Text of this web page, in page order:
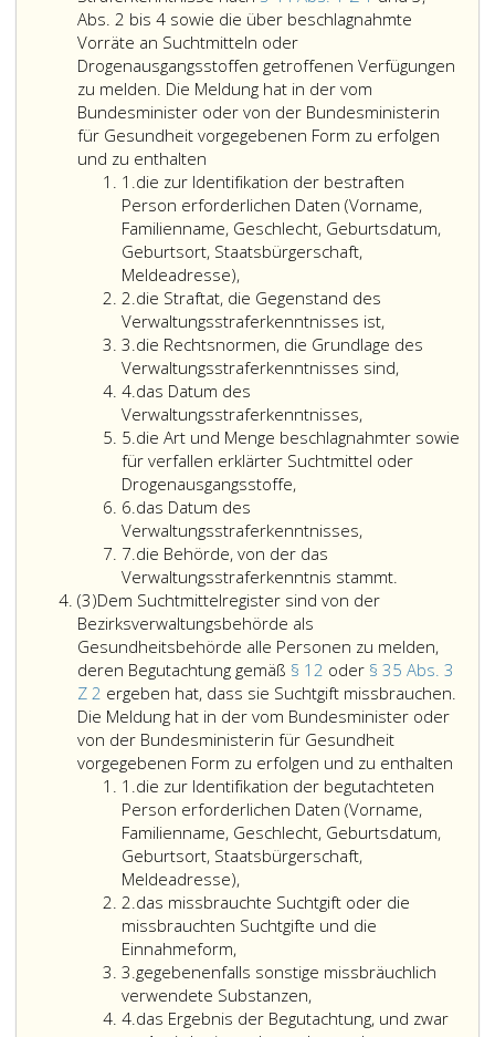
das
Suchtmittelregister
zu
melden
hat.
Das
Bundesministerium
für
Gesundheit
hat
die
zuständige
Bezirksverwaltungsbehörde
als
Gesundheitsbehörde
unverzüglich
nach
Einlangen
der
Mitteilung
oder
des
Berichts
in
Kenntnis
zu
setzen.
Inneres
vorgegebenen
Form
zu
erfolgen
und
enthalten
Abs. 2 bis 4 sowie die über beschlagnahmte
Vorräte an Suchtmitteln oder
Drogenausgangsstoffen getroffenen Verfügungen
zu melden. Die Meldung hat in der vom
Bundesminister oder von der Bundesministerin
für Gesundheit vorgegebenen Form zu erfolgen
und zu enthalten
Suchtmittelregister
sind
von
den
Bezirksverwaltungsbehörden
als
Verwaltungsstrafbehörden
alle
rechtskräftigen
Straferkenntnisse
nach
Paragraph
44,
Absatz
eins,
Ziffer
eins
und
3,
Absatz
2
bis
4
sowie
die
über
beschlagnahmte
Vorräte
an
Suchtmitteln
oder
Drogenausgangsstoffen
getroffenen
Verfügungen
zu
melden.
Die
1.Ziffer
eins
die zur Identifikation der bestraften
Person erforderlichen Daten (Vorname,
Familienname, Geschlecht, Geburtsdatum,
Geburtsort, Staatsbürgerschaft,
Meldeadresse),
2.Ziffer
2
die Straftat, die Gegenstand des
Verwaltungsstraferkenntnisses ist,
3.Ziffer
3
die Rechtsnormen, die Grundlage des
Verwaltungsstraferkenntnisses sind,
4.Ziffer
4
das Datum des
Verwaltungsstraferkenntnisses,
5.Ziffer
5
die Art und Menge beschlagnahmter sowie
für verfallen erklärter Suchtmittel oder
Drogenausgangsstoffe,
6.Ziffer
6
das Datum des
Verwaltungsstraferkenntnisses,
7.Ziffer
7
die Behörde, von der das
Verwaltungsstraferkenntnis stammt.
(3)Absatz
3
Dem Suchtmittelregister sind von der
Bezirksverwaltungsbehörde als
Gesundheitsbehörde alle Personen zu melden,
deren Begutachtung gemäß § 12 oder § 35 Abs. 3
Z 2 ergeben hat, dass sie Suchtgift missbrauchen.
Die Meldung hat in der vom Bundesminister oder
von der Bundesministerin für Gesundheit
vorgegebenen Form zu erfolgen und zu enthalten
1.Ziffer
eins
die zur Identifikation der begutachteten
Person erforderlichen Daten (Vorname,
Familienname, Geschlecht, Geburtsdatum,
Geburtsort, Staatsbürgerschaft,
Meldeadresse),
2.Ziffer
2
das missbrauchte Suchtgift oder die
missbrauchten Suchtgifte und die
Einnahmeform,
3.Ziffer
3
gegebenenfalls sonstige missbräuchlich
verwendete Substanzen,
4.Ziffer
das Ergebnis der Begutachtung, und zwar